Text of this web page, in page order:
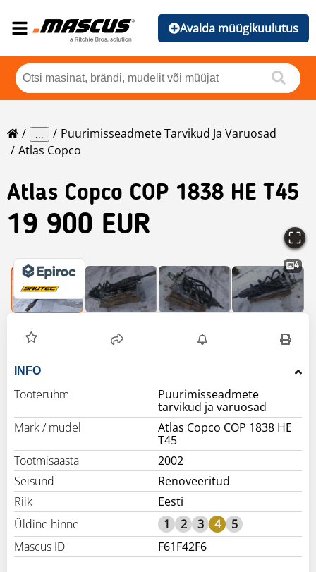
Avalda müügikuulutus
...
Puurimisseadmete Tarvikud Ja Varuosad
Atlas Copco
Atlas Copco COP 1838 HE T45
19 900 EUR
4
INFO
Tooterühm
Puurimisseadmete
tarvikud ja varuosad
Mark / mudel
Atlas Copco COP 1838 HE
T45
Tootmisaasta
2002
Seisund
Renoveeritud
Riik
Eesti
Üldine hinne
1 2 3 4
5
Mascus ID
F61F42F6